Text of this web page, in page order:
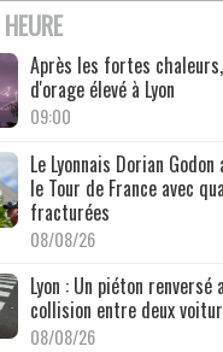
Après les fortes
d'orage élevé à Lyon
09:00
Le Lyonnais Dorian
le Tour de France avec
fracturées
08/08/26
Lyon : Un piéton renversé
collision entre deux
08/08/26